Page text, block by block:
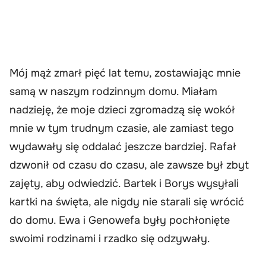
Mój mąż zmarł pięć lat temu, zostawiając mnie
samą w naszym rodzinnym domu. Miałam
nadzieję, że moje dzieci zgromadzą się wokół
mnie w tym trudnym czasie, ale zamiast tego
wydawały się oddalać jeszcze bardziej. Rafał
dzwonił od czasu do czasu, ale zawsze był zbyt
zajęty, aby odwiedzić. Bartek i Borys wysyłali
kartki na święta, ale nigdy nie starali się wrócić
do domu. Ewa i Genowefa były pochłonięte
swoimi rodzinami i rzadko się odzywały.